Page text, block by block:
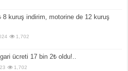
8 kuruş indirim, motorine de 12 kuruş
1,702
ücreti 17 bin 2₺ oldu!..
1,702